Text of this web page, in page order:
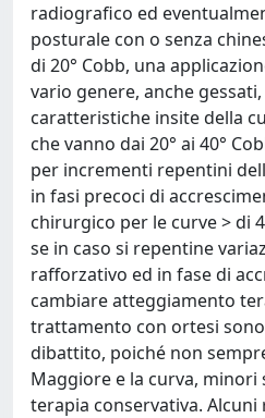
radiografico ed
posturale con o senza
di 20° Cobb, una
vario genere, anche
caratteristiche insite della
che vanno dai 20° ai 40°
per incrementi repentini
in fasi precoci di
chirurgico per le curve > di
se in caso si repentine
rafforzativo ed in fase di
cambiare atteggiamento
trattamento con ortesi
dibattito, poiché non
Maggiore e la curva,
terapia conservativa.